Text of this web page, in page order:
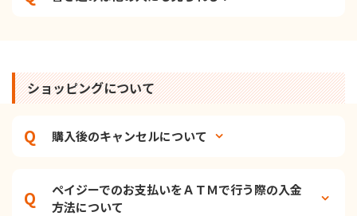
ショッピングについて
購入後のキャンセルについて
ペイジーでのお支払いをＡＴＭで行う際の入金
方法について